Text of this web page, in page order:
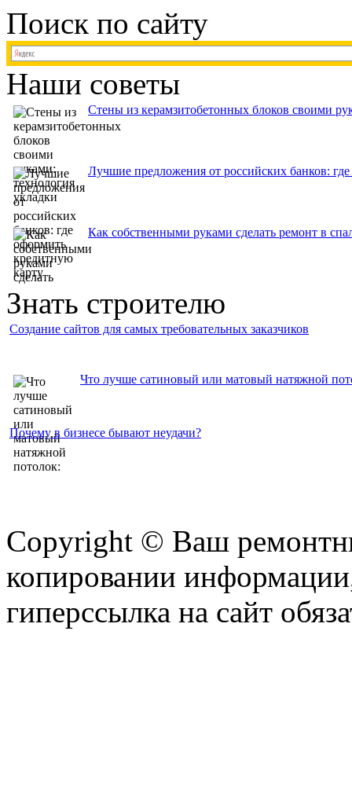
Поиск по сайту
Наши советы
Стены из керамзитобетонных блоков своими
Лучшие предложения от российских банков:
Как собственными руками сделать ремонт в
Знать строителю
Создание сайтов для самых требовательных заказчиков
Что лучше сатиновый или матовый натяжной
Почему в бизнесе бывают неудачи?
Copyright © Ваш
копировании
гиперссылка на сайт